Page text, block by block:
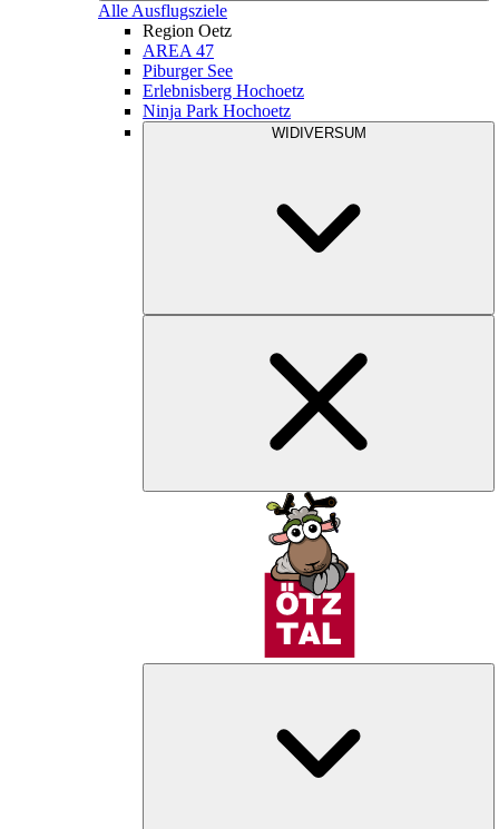
Alle Ausflugsziele
Region Oetz
AREA 47
Piburger See
Erlebnisberg Hochoetz
Ninja Park Hochoetz
WIDIVERSUM